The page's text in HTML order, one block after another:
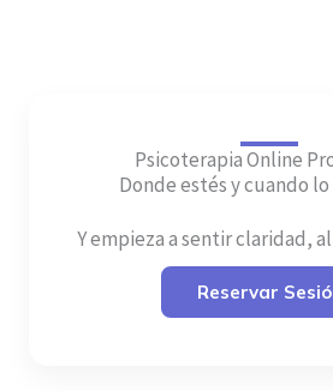
Psicoterapia Online
Donde estés y cuando
Y empieza a sentir claridad,
Reservar